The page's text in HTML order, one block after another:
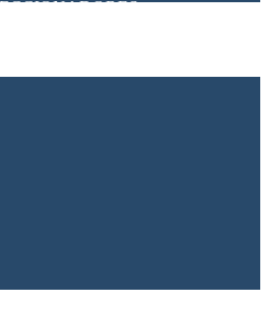
SPDS PARA